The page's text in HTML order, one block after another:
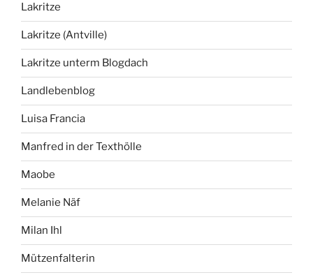
Lakritze
Lakritze (Antville)
Lakritze unterm Blogdach
Landlebenblog
Luisa Francia
Manfred in der Texthölle
Maobe
Melanie Näf
Milan Ihl
Mützenfalterin